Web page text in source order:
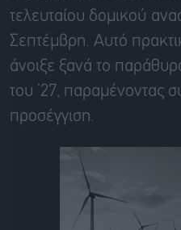
τελευταίου δομικού
Σεπτέμβρη. Αυτό
άνοιξε ξανά το
του ’27, παραμένοντας
προσέγγιση.